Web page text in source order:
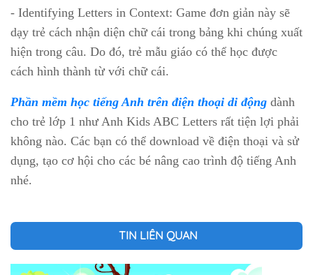
- Identifying Letters in Context: Game đơn giản này sẽ
dạy trẻ cách nhận diện chữ cái trong bảng khi chúng xuất
hiện trong câu. Do đó, trẻ mẫu giáo có thể học được
cách hình thành từ với chữ cái.
Phần mềm học tiếng Anh trên điện thoại di động dành
cho trẻ lớp 1 như Anh Kids ABC Letters rất tiện lợi phải
không nào. Các bạn có thể download về điện thoại và sử
dụng, tạo cơ hội cho các bé nâng cao trình độ tiếng Anh
nhé.
TIN LIÊN QUAN